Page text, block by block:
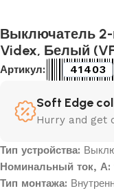
Выключатель 2-
Videx, Белый
Артикул: 41403
Soft Edge
Hurry and get
Тип устройства:
Номинальный ток, А:
Тип монтажа: